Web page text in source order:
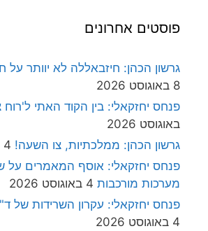
פוסטים אחרונים
גרשון הכהן: חיזבאללה לא יוותר על
8 באוגוסט 2026
פנחס יחזקאלי: בין הקוד האתי
באוגוסט 2026
גרשון הכהן: ממלכתיות, צו השעה! 4 באוגוסט 2026
פנחס יחזקאלי: אוסף המאמרים על
מערכות מורכבות 4 באוגוסט 2026
פנחס יחזקאלי: עקרון השרידות של
4 באוגוסט 2026